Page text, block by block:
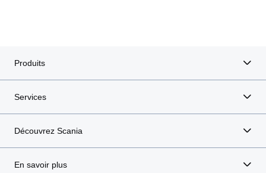
Produits
Services
Découvrez Scania
En savoir plus